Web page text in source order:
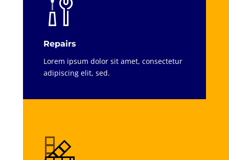
Repairs
Lorem ipsum dolor sit amet, consectetur
adipiscing elit, sed.